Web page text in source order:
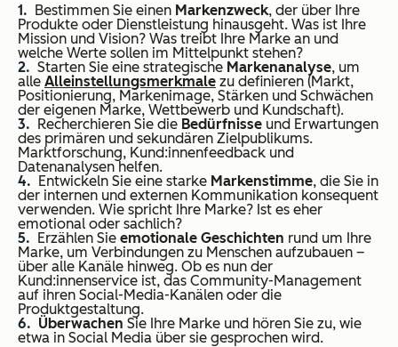
Bestimmen Sie einen Markenzweck, der über Ihre
Produkte oder Dienstleistung hinausgeht. Was ist Ihre
Mission und Vision? Was treibt Ihre Marke an und
welche Werte sollen im Mittelpunkt stehen?
Starten Sie eine strategische Markenanalyse, um
alle Alleinstellungsmerkmale zu definieren (Markt,
Positionierung, Markenimage, Stärken und Schwächen
der eigenen Marke, Wettbewerb und Kundschaft).
Recherchieren Sie die Bedürfnisse und Erwartungen
des primären und sekundären Zielpublikums.
Marktforschung, Kund:innenfeedback und
Datenanalysen helfen.
Entwickeln Sie eine starke Markenstimme, die Sie in
der internen und externen Kommunikation konsequent
verwenden. Wie spricht Ihre Marke? Ist es eher
emotional oder sachlich?
Erzählen Sie emotionale Geschichten rund um Ihre
Marke, um Verbindungen zu Menschen aufzubauen –
über alle Kanäle hinweg. Ob es nun der
Kund:innenservice ist, das Community-Management
auf ihren Social-Media-Kanälen oder die
Produktgestaltung.
Überwachen Sie Ihre Marke und hören Sie zu, wie
etwa in Social Media über sie gesprochen wird.